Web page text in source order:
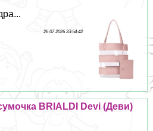
26 07 2026 23:54:42
BRIALDI Devi (Деви)